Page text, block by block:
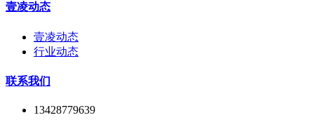
壹凌动态
壹凌动态
行业动态
联系我们
13428779639